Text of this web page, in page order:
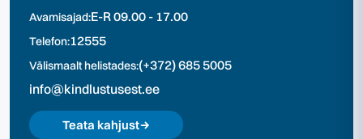
Avamisajad:E-R 09.00 - 17.00
Telefon:12555
Välismaalt helistades:(+372) 685 5005
info@kindlustusest.ee
Teata kahjust